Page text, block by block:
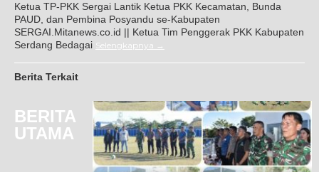
Ketua TP-PKK Sergai Lantik Ketua PKK Kecamatan, Bunda
PAUD, dan Pembina Posyandu se-Kabupaten
SERGAI.Mitanews.co.id || Ketua Tim Penggerak PKK Kabupaten
Serdang Bedagai Selengkapnya
Berita Terkait
BERITA
UTAMA